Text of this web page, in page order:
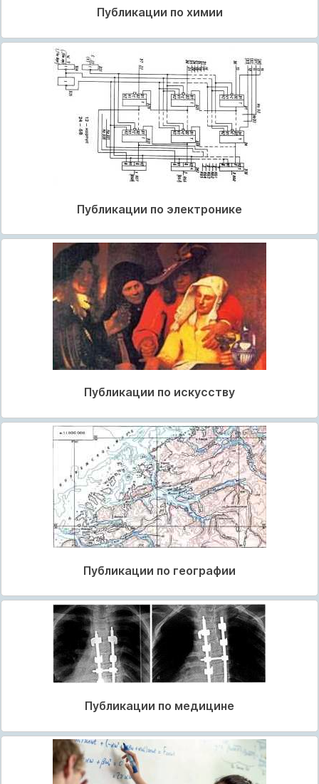
Публикации по химии
Публикации по электронике
Публикации по искусству
Публикации по географии
Публикации по медицине